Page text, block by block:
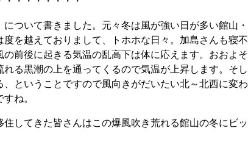
ついて書きました。元々冬は風が強い日が多い館山・
を越えておりまして、トホホな日々。加島さんも寝不
前後に起きる気温の乱高下は体に応えます。おおよそ
る黒潮の上を通ってくるので気温が上昇します。そし
ということですので風向きがだいたい北～北西に変わ
ね。
してきた皆さんはこの爆風吹き荒れる館山の冬にビッ